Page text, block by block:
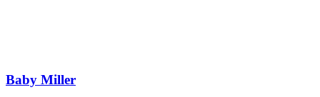
Baby Miller